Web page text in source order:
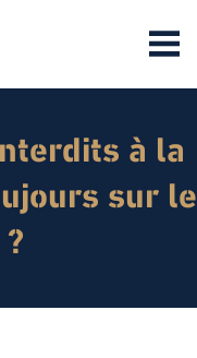
à la
sur le